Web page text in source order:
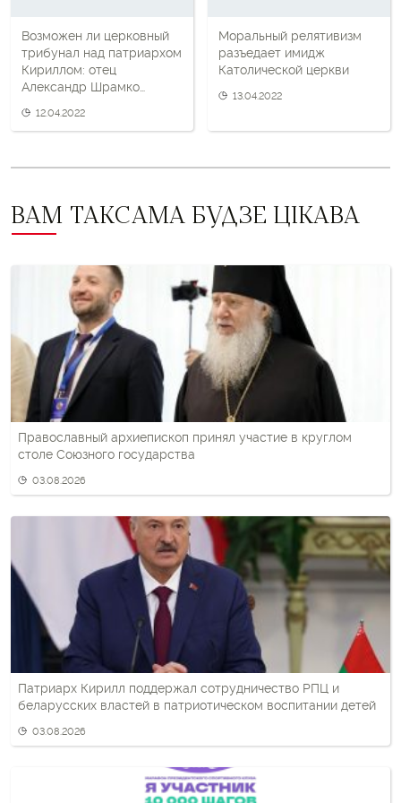
Возможен ли церковный
трибунал над патриархом
Кириллом: отец
Александр Шрамко
нашумевшее обращение
12.04.2022
Моральный релятивизм
разъедает имидж
Католической церкви
13.04.2022
ВАМ ТАКСАМА БУДЗЕ ЦІКАВА
Православный архиепископ принял участие в круглом
столе Союзного государства
03.08.2026
Патриарх Кирилл поддержал сотрудничество РПЦ и
беларусских властей в патриотическом воспитании детей
03.08.2026